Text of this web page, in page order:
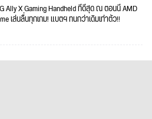
Ally X Gaming Handheld ที่ดีสุด ณ ตอนนี้ AMD
เล่นลื่นทุกเกม! แบตฯ ทนกว่าเดิมเท่าตัว!!